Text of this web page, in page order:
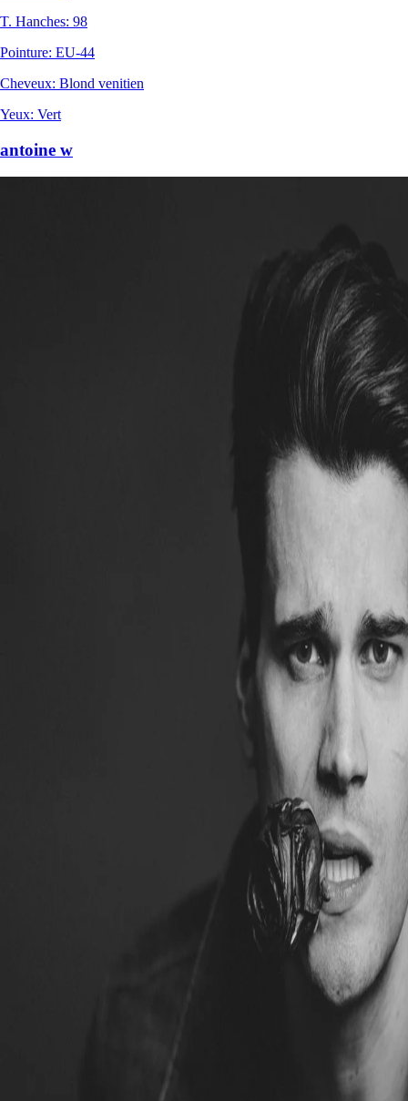
T. Hanches: 98
Pointure: EU-44
Cheveux: Blond venitien
Yeux: Vert
antoine w